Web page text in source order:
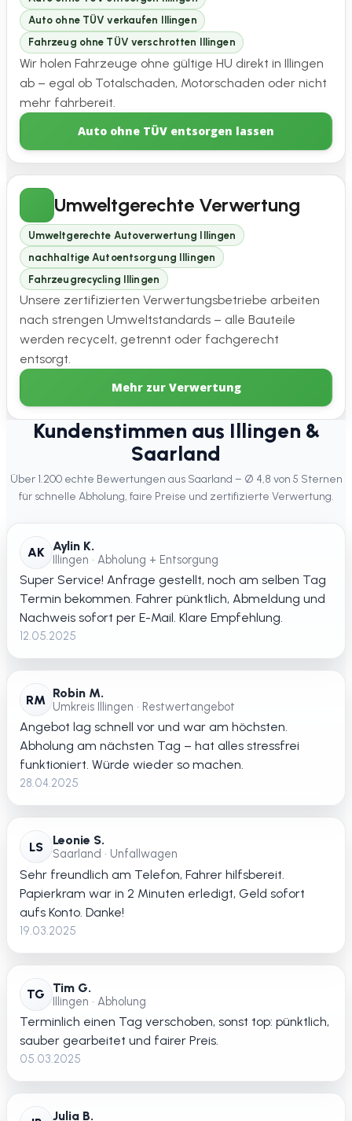
Auto ohne TÜV verkaufen Illingen
Fahrzeug ohne TÜV verschrotten Illingen
Wir holen Fahrzeuge ohne gültige HU direkt in Illingen
ab – egal ob Totalschaden, Motorschaden oder nicht
mehr fahrbereit.
Auto ohne TÜV entsorgen lassen
Umweltgerechte Verwertung
Umweltgerechte Autoverwertung Illingen
nachhaltige Autoentsorgung Illingen
Fahrzeugrecycling Illingen
Unsere zertifizierten Verwertungsbetriebe arbeiten
nach strengen Umweltstandards – alle Bauteile
werden recycelt, getrennt oder fachgerecht
entsorgt.
Mehr zur Verwertung
Kundenstimmen aus Illingen &
Saarland
Über 1.200 echte Bewertungen aus Saarland – Ø 4,8 von 5 Sternen
für schnelle Abholung, faire Preise und zertifizierte Verwertung.
AK Aylin K.
Illingen • Abholung + Entsorgung
Super Service! Anfrage gestellt, noch am selben Tag
Termin bekommen. Fahrer pünktlich, Abmeldung und
Nachweis sofort per E-Mail. Klare Empfehlung.
12.05.2025
RM Robin M.
Umkreis Illingen • Restwertangebot
Angebot lag schnell vor und war am höchsten.
Abholung am nächsten Tag – hat alles stressfrei
funktioniert. Würde wieder so machen.
28.04.2025
LS Leonie S.
Saarland • Unfallwagen
Sehr freundlich am Telefon, Fahrer hilfsbereit.
Papierkram war in 2 Minuten erledigt, Geld sofort
aufs Konto. Danke!
19.03.2025
TG Tim G.
Illingen • Abholung
Terminlich einen Tag verschoben, sonst top: pünktlich,
sauber gearbeitet und fairer Preis.
05.03.2025
Julia B.